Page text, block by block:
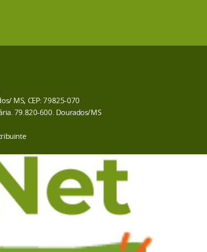
MS, CEP: 79825-070
79.820-600. Dourados/MS